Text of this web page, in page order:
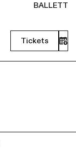
BALLETT
Tickets